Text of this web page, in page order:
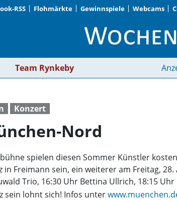
RSS Flohmärkte Gewinnspiele Webcams
Team Rynkeby
Konzert
Nord
spielen diesen Sommer Künstler
Freimann sein, ein weiterer am Freitag,
Trio, 16:30 Uhr Bettina Ullrich, 18:15 Uhr
sein lohnt sich! Infos unter